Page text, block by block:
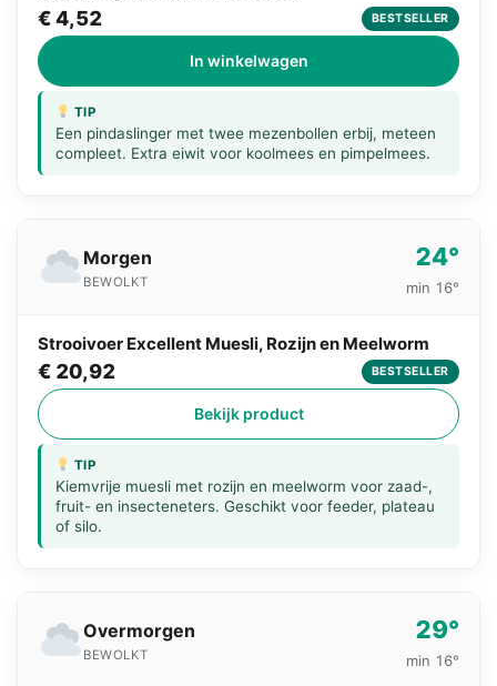
€ 4,52 BESTSELLER
In winkelwagen
TIP
Een pindaslinger met twee mezenbollen erbij, meteen
compleet. Extra eiwit voor koolmees en pimpelmees.
Morgen
BEWOLKT
24°
min 16°
Strooivoer Excellent Muesli, Rozijn en Meelworm
€ 20,92 BESTSELLER
Bekijk product
TIP
Kiemvrije muesli met rozijn en meelworm voor zaad-,
fruit- en insecteneters. Geschikt voor feeder, plateau
of silo.
Overmorgen
BEWOLKT
29°
min 16°